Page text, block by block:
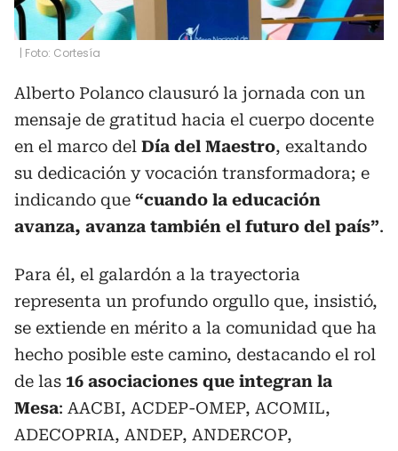
| Foto: Cortesía
Alberto Polanco clausuró la jornada con un
mensaje de gratitud hacia el cuerpo docente
en el marco del Día del Maestro, exaltando
su dedicación y vocación transformadora; e
indicando que “cuando la educación
avanza, avanza también el futuro del país”.
Para él, el galardón a la trayectoria
representa un profundo orgullo que, insistió,
se extiende en mérito a la comunidad que ha
hecho posible este camino, destacando el rol
de las 16 asociaciones que integran la
Mesa: AACBI, ACDEP-OMEP, ACOMIL,
ADECOPRIA, ANDEP, ANDERCOP,